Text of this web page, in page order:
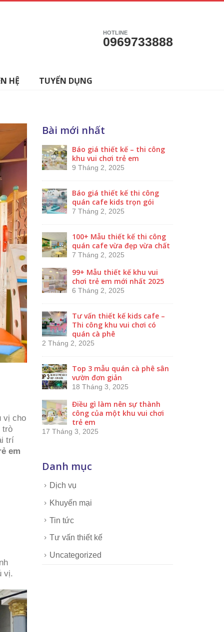
HOTLINE
0969733888
HỆ TUYỂN DỤNG
vị cho
trò
trí
em
vị.
Bài mới nhất
Báo giá thiết kế – thi công
khu vui chơi trẻ em
9 Tháng 2, 2025
Báo giá thiết kế thi công
quán cafe kids trọn gói
7 Tháng 2, 2025
100+ Mẫu thiết kế thi công
quán cafe vừa đẹp vừa chất
7 Tháng 2, 2025
99+ Mẫu thiết kế khu vui
chơi trẻ em mới nhất 2025
6 Tháng 2, 2025
Tư vấn thiết kế kids cafe –
Thi công khu vui chơi có
quán cà phê
2 Tháng 2, 2025
Top 3 mẫu quán cà phê sân
vườn đơn giản
18 Tháng 3, 2025
Điều gì làm nên sự thành
công của một khu vui chơi
trẻ em
17 Tháng 3, 2025
Danh mục
Dịch vụ
Khuyến mại
Tin tức
Tư vấn thiết kế
Uncategorized